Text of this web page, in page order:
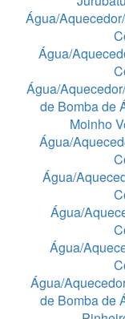
Água/
Água/
Água/
de Bomba de
Moinho
Água/
Água/
Água/
Água/
Água/
de Bomba de